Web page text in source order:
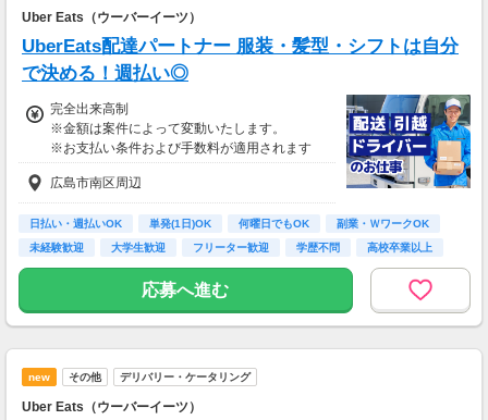
Uber Eats（ウーバーイーツ）
UberEats配達パートナー 服装・髪型・シフトは自分
で決める！週払い◎
完全出来高制
※金額は案件によって変動いたします。
※お支払い条件および手数料が適用されます
広島市南区周辺
日払い・週払いOK 単発(1日)OK 何曜日でもOK
副業・ＷワークOK
未経験歓迎
大学生歓迎 フリーター歓迎 学歴不問 高校卒業以上
応募へ進む
new その他 デリバリー・ケータリング
Uber Eats（ウーバーイーツ）